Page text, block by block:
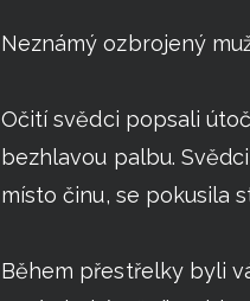
Neznámý ozbrojený
Očití svědci popsali
bezhlavou palbu.
místo činu, se pokusila
Během přestřelky byli